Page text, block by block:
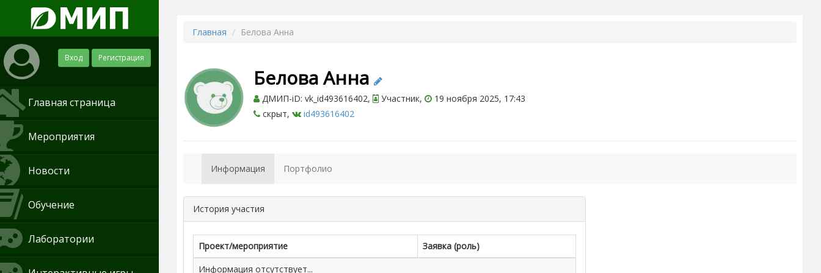
Вход Регистрация
Главная страница
Мероприятия
Новости
Обучение
Лаборатории
Главная Белова Анна
Белова Анна
ДМИП-iD: vk_id493616402, Участник,
19 ноября 2025, 17:43
скрыт,
id493616402
Информация Портфолио
История участия
Проект/мероприятие
Заявка (роль)
Информация отсутствует...